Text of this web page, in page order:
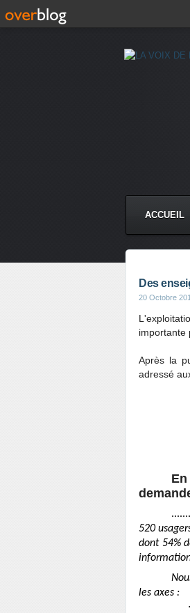
ACCUEIL
Des
20 Octobre
importante
Après la
adressé
520
dont 54%
les axes :
·